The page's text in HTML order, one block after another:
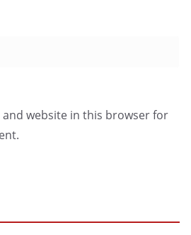
and website in this browser for